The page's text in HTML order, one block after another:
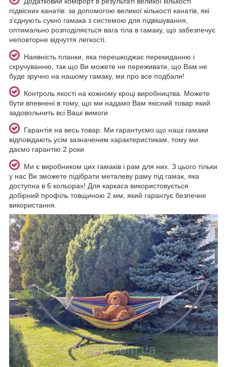
підвісних канатів: за допомогою великої кількості канатів, які
з'єднують сукно гамака з системою для підвішування,
оптимально розподіляється вага тіла в гамаку, що забезпечує
неповторне відчуття легкості.
Наявність планки, яка перешкоджає перекиданню і
скручуванню, так що Ви можете не переживати, що Вам не
буде зручно на нашому гамаку, ми про все подбали!
Контроль якості на кожному кроці виробництва. Можете
бути впевнені в тому, що ми надамо Вам якісний товар який
задовольнить всі Ваші вимоги
Гарантія на весь товар. Ми гарантуємо що наші гамаки
відповідають усім зазначеним характеристикам, тому ми
даємо гарантію 2 роки
Ми є виробником цих гамаків і рам для них. З цього тільки
у нас Ви зможете підібрати металеву раму під гамак, яка
доступна в 6 кольорах! Для каркаса використовується
добірний профіль товщиною 2 мм, який гарантує безпечне
використання.